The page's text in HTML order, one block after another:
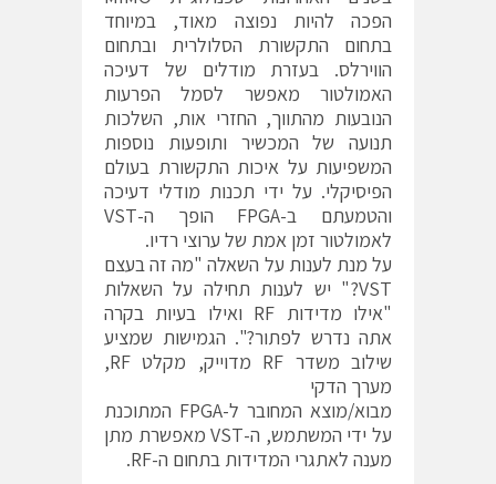
הפכה להיות נפוצה מאוד, במיוחד
בתחום התקשורת הסלולרית ובתחום
הווירלס. בעזרת מודלים של דעיכה
האמולטור מאפשר לסמל הפרעות
הנובעות מהתווך, החזרי אות, השלכות
תנועה של המכשיר ותופעות נוספות
המשפיעות על איכות התקשורת בעולם
הפיסיקלי. על ידי תכנות מודלי דעיכה
והטמעתם ב-FPGA הופך ה-VST
לאמולטור זמן אמת של ערוצי רדיו.
על מנת לענות על השאלה "מה זה בעצם
VST?" יש לענות תחילה על השאלות
"אילו מדידות RF ואילו בעיות בקרה
אתה נדרש לפתור?". הגמישות שמציע
שילוב משדר RF מדוייק, מקלט RF,
מערך הדקי
מבוא/מוצא המחובר ל-FPGA המתוכנת
על ידי המשתמש, ה-VST מאפשרת מתן
מענה לאתגרי המדידות בתחום ה-RF.